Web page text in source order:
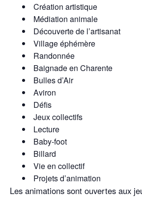
Création artistique
Médiation animale
Découverte de l’artisanat
Village éphémère
Randonnée
Baignade en Charente
Bulles d’Air
Aviron
Défis
Jeux collectifs
Lecture
Baby-foot
Billard
Vie en collectif
Projets d’animation
Les animations sont ouvertes aux